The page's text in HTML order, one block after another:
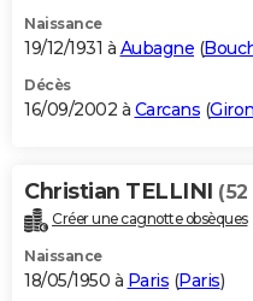
Naissance
19/12/1931 à Aubagne (
Décès
16/09/2002 à Carcans (
Christian TELLINI (52
Créer une cagnotte obsèques
Naissance
18/05/1950 à Paris (Paris)